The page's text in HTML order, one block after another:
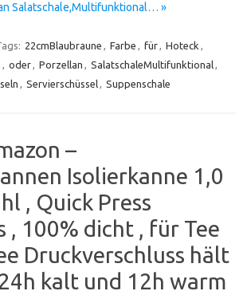
Salatschale,Multifunktional… »
22cmBlaubraune , Farbe , für, Hoteck ,
, oder, Porzellan , SalatschaleMultifunktional,
, Servierschüssel, Suppenschale
–
Isolierkanne 1,0
, Quick Press
, 100% dicht , für Tee
Druckverschluss hält
kalt und 12h warm